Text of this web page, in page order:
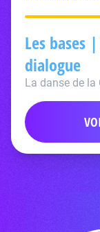
Les bases
dialogue
La danse de